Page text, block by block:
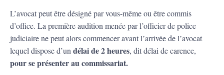
L’avocat peut être désigné par vous-même ou être commis
d’office. La première audition menée par l’officier de police
judiciaire ne peut alors commencer avant l’arrivée de l’avocat
lequel dispose d’un délai de 2 heures, dit délai de carence,
pour se présenter au commissariat.